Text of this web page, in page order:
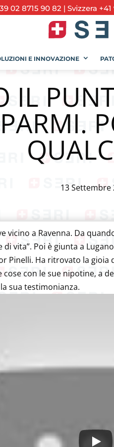
02 8715 90 82 | Svizzera +41
E INNOVAZIONE
IL
13 Settembre
vicino a Ravenna. Da
vita”. Poi è giunta a
Ha ritrovato la gioia
con le sue nipotine, a
sua testimonianza.